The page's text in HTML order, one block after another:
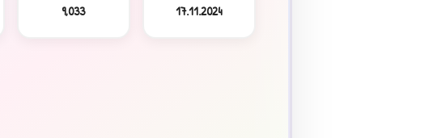
9,033 17.11.2024